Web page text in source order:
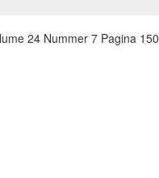
24 Nummer 7 Pagina 150